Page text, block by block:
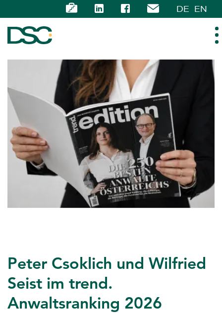
DE EN
ÜBER UNS
EXPERTISE
TEAM
NEWS
KARRIERE
Peter Csoklich und Wilfried
Seist im trend.
Anwaltsranking 2026